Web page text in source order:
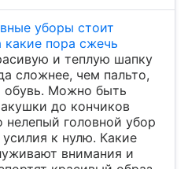
уборы стоит
какие пора сжечь
и теплую шапку
сложнее, чем пальто,
обувь. Можно быть
до кончиков
нелепый головной убор
усилия к нулю. Какие
внимания и